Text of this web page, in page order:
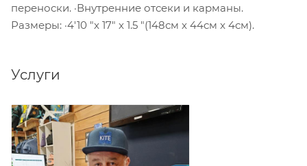
переноски. ·Внутренние отсеки и карманы.
Размеры: ·4'10 "x 17" x 1.5 "(148см x 44см x 4см).
Услуги